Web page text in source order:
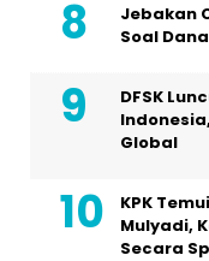
Jebakan
Soal
DFSK
Global
KPK
Mulyadi,
Secara